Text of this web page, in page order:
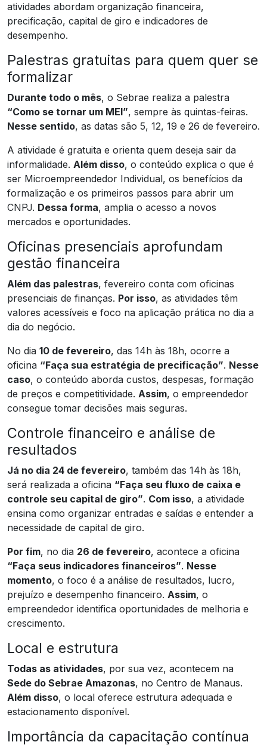
atividades abordam organização financeira,
precificação, capital de giro e indicadores de
desempenho.
Palestras gratuitas para quem quer se
formalizar
Durante todo o mês, o Sebrae realiza a palestra
“Como se tornar um MEI”, sempre às quintas-feiras.
Nesse sentido, as datas são 5, 12, 19 e 26 de fevereiro.
A atividade é gratuita e orienta quem deseja sair da
informalidade. Além disso, o conteúdo explica o que é
ser Microempreendedor Individual, os benefícios da
formalização e os primeiros passos para abrir um
CNPJ. Dessa forma, amplia o acesso a novos
mercados e oportunidades.
Oficinas presenciais aprofundam
gestão financeira
Além das palestras, fevereiro conta com oficinas
presenciais de finanças. Por isso, as atividades têm
valores acessíveis e foco na aplicação prática no dia a
dia do negócio.
No dia 10 de fevereiro, das 14h às 18h, ocorre a
oficina “Faça sua estratégia de precificação”. Nesse
caso, o conteúdo aborda custos, despesas, formação
de preços e competitividade. Assim, o empreendedor
consegue tomar decisões mais seguras.
Controle financeiro e análise de
resultados
Já no dia 24 de fevereiro, também das 14h às 18h,
será realizada a oficina “Faça seu fluxo de caixa e
controle seu capital de giro”. Com isso, a atividade
ensina como organizar entradas e saídas e entender a
necessidade de capital de giro.
Por fim, no dia 26 de fevereiro, acontece a oficina
“Faça seus indicadores financeiros”. Nesse
momento, o foco é a análise de resultados, lucro,
prejuízo e desempenho financeiro. Assim, o
empreendedor identifica oportunidades de melhoria e
crescimento.
Local e estrutura
Todas as atividades, por sua vez, acontecem na
Sede do Sebrae Amazonas, no Centro de Manaus.
Além disso, o local oferece estrutura adequada e
estacionamento disponível.
Importância da capacitação contínua